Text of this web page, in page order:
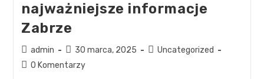
najważniejsze informacje
Zabrze
admin 30 marca, 2025
Uncategorized
0 Komentarzy